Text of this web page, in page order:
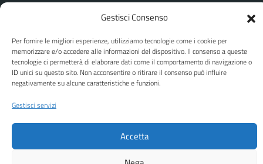
Gestisci Consenso
Per fornire le migliori esperienze, utilizziamo tecnologie come i cookie per
memorizzare e/o accedere alle informazioni del dispositivo. Il consenso a queste
tecnologie ci permetterà di elaborare dati come il comportamento di navigazione o
ID unici su questo sito. Non acconsentire o ritirare il consenso può influire
negativamente su alcune caratteristiche e funzioni.
Gestisci servizi
Accetta
FacebookTwitter YouTube
Attuazione Misure PNRR